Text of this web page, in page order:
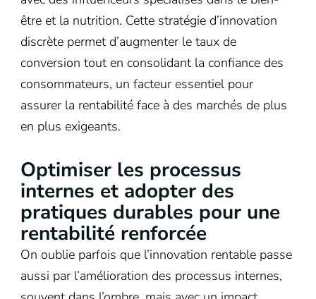
être et la nutrition. Cette stratégie d’innovation
discrète permet d’augmenter le taux de
conversion tout en consolidant la confiance des
consommateurs, un facteur essentiel pour
assurer la rentabilité face à des marchés de plus
en plus exigeants.
Optimiser les processus
internes et adopter des
pratiques durables pour une
rentabilité renforcée
On oublie parfois que l’innovation rentable passe
aussi par l’amélioration des processus internes,